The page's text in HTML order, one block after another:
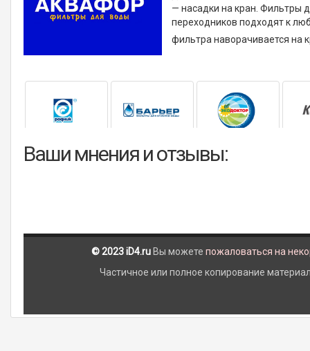
— насадки на кран. Фильтры
переходников подходят к
фильтра наворачивается на
Ваши мнения и отзывы:
© 2023 iD4.ru Вы можете пожаловаться на
Частичное или полное копирование